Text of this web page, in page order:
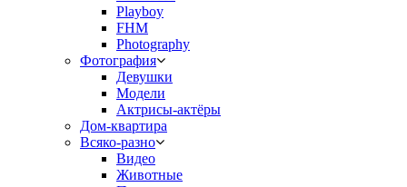
Playboy
FHM
Photography
Фотография
Девушки
Модели
Актрисы-актёры
Дом-квартира
Всяко-разно
Видео
Животные